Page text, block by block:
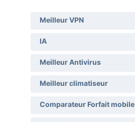
Meilleur VPN
IA
Meilleur Antivirus
Meilleur climatiseur
Comparateur Forfait mobile